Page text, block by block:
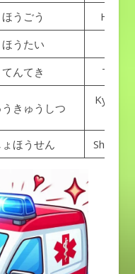
ほうごう
ほうたい
てんてき
うきゅうしつ
ょほうせん